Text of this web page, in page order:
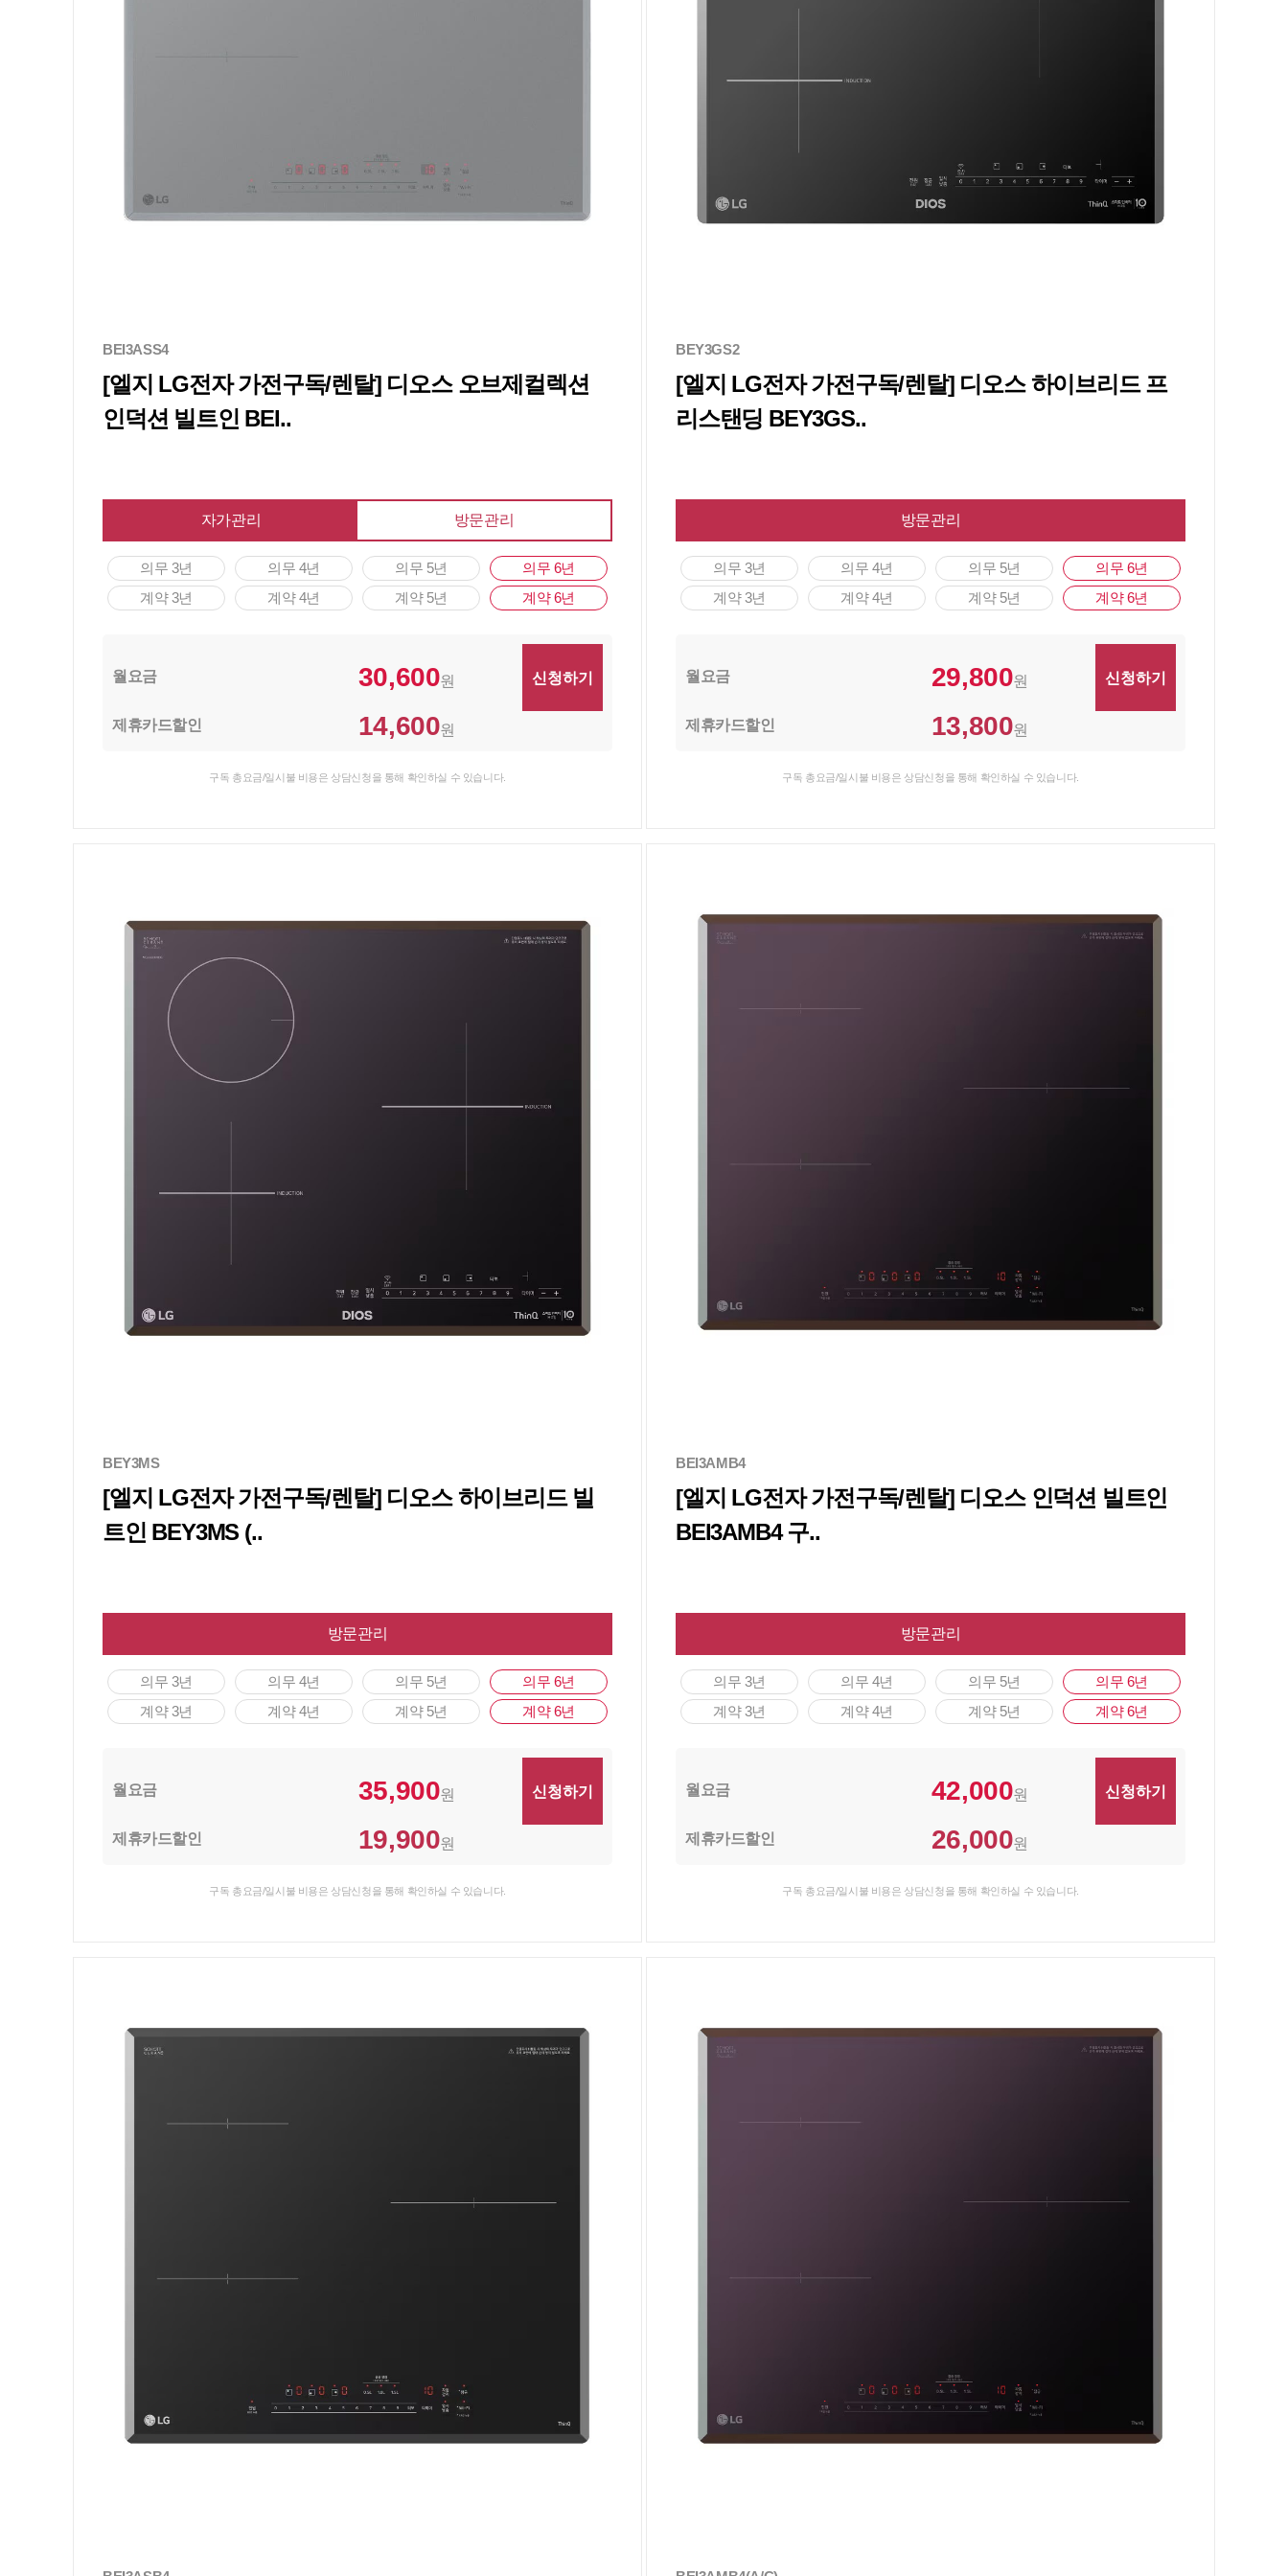
BEI3ASS4
[엘지 LG전자 가전구독/렌탈] 디오스 오브제컬렉션
인덕션 빌트인 BEI..
자가관리 방문관리
의무 3년
계약 3년
의무 4년
계약 4년
의무 5년
계약 5년
의무 6년
계약 6년
월요금 30,600원
제휴카드할인 14,600원
구독 총요금/일시불 비용은 상담신청을 통해 확인하실 수 있습니다.
BEY3GS2
[엘지 LG전자 가전구독/렌탈] 디오스 하이브리드 프
리스탠딩 BEY3GS..
방문관리
의무 3년
계약 3년
의무 4년
계약 4년
의무 5년
계약 5년
의무 6년
계약 6년
월요금 29,800원
제휴카드할인 13,800원
구독 총요금/일시불 비용은 상담신청을 통해 확인하실 수 있습니다.
BEY3MS
[엘지 LG전자 가전구독/렌탈] 디오스 하이브리드 빌
트인 BEY3MS (..
방문관리
의무 3년
계약 3년
의무 4년
계약 4년
의무 5년
계약 5년
의무 6년
계약 6년
월요금 35,900원
제휴카드할인 19,900원
구독 총요금/일시불 비용은 상담신청을 통해 확인하실 수 있습니다.
BEI3AMB4
[엘지 LG전자 가전구독/렌탈] 디오스 인덕션 빌트인
BEI3AMB4 구..
방문관리
의무 3년
계약 3년
의무 4년
계약 4년
의무 5년
계약 5년
의무 6년
계약 6년
월요금 42,000원
제휴카드할인 26,000원
구독 총요금/일시불 비용은 상담신청을 통해 확인하실 수 있습니다.